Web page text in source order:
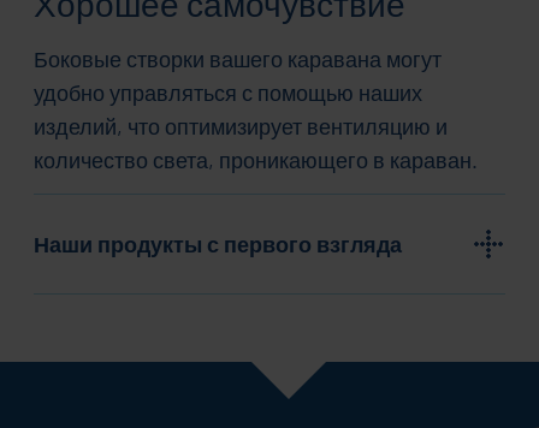
Боковые створки вашего каравана могут
удобно управляться с помощью наших
изделий, что оптимизирует вентиляцию и
количество света, проникающего в караван.
Наши продукты с первого взгляда